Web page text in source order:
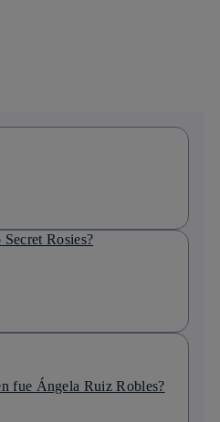
Rosies?
fue Ángela Ruiz Robles?